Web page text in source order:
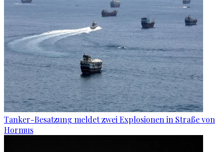
Tanker-Besatzung meldet zwei Explosionen in Straße von
Hormus